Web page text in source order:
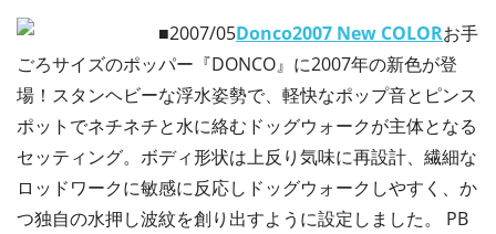
■2007/05Donco2007 New COLORお手
ごろサイズのポッパー『DONCO』に2007年の新色が登
場！スタンヘビーな浮水姿勢で、軽快なポップ音とピンス
ポットでネチネチと水に絡むドッグウォークが主体となる
セッティング。ボディ形状は上反り気味に再設計、繊細な
ロッドワークに敏感に反応しドッグウォークしやすく、か
つ独自の水押し波紋を創り出すように設定しました。 PB